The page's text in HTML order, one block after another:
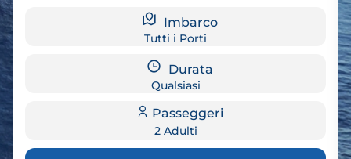
Imbarco
Tutti i Porti
Durata
Qualsiasi
Passeggeri
2 Adulti